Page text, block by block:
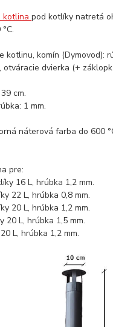
kotlinapod kotlíky natretá
kotlinu, komín (Dymovod):
otváracie dvierka (+
cm.
1 mm.
náterová farba do 600
pre:
16 L, hrúbka 1,2 mm.
22 L, hrúbka 0,8 mm.
20 L, hrúbka 1,2 mm.
20 L, hrúbka 1,5 mm.
L, hrúbka 1,2 mm.